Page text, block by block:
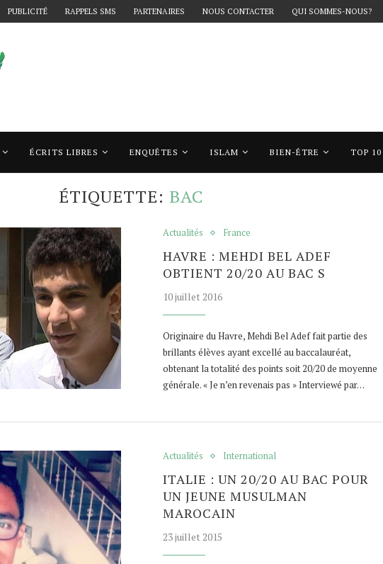
PUBLICITÉ RAPPELS SMS PARTENAIRES NOUS CONTACTER QUI SOMMES-NOUS?
ÉCRITS LIBRES ENQUÊTES ISLAM BIEN-ÊTRE TOP 10
Articles taggés avec "bac"
ÉTIQUETTE: BAC
Actualités France
HAVRE : MEHDI BEL ADEF
OBTIENT 20/20 AU BAC S
10 juillet 2016
Originaire du Havre, Mehdi Bel Adef fait partie des
brillants élèves ayant excellé au baccalauréat,
obtenant la totalité des points soit 20/20 de moyenne
générale. « Je n’en revenais pas » Interviewé par…
Actualités International
ITALIE : UN 20/20 AU BAC POUR
UN JEUNE MUSULMAN
MAROCAIN
23 juillet 2015